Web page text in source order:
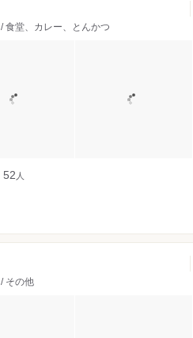
/ 食堂、カレー、とんかつ
52 人
/ その他